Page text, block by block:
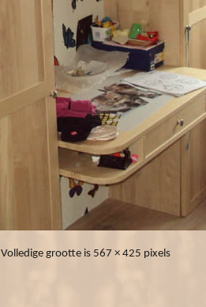
Volledige grootte is 567 × 425 pixels